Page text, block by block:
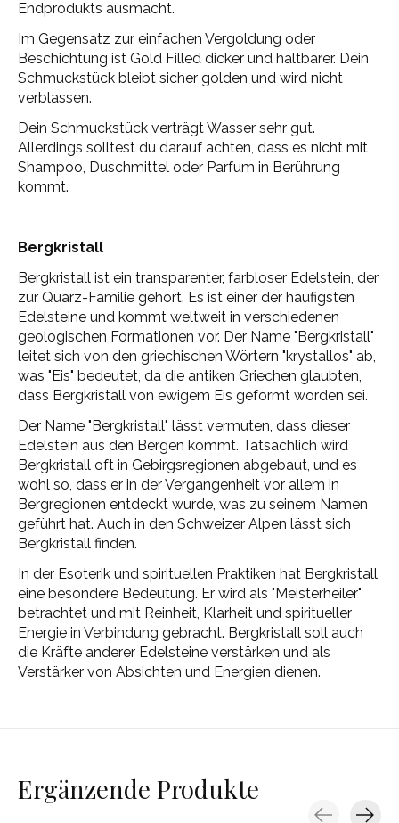
Endprodukts ausmacht.
Im Gegensatz zur einfachen Vergoldung oder
Beschichtung ist Gold Filled dicker und haltbarer. Dein
Schmuckstück bleibt sicher golden und wird nicht
verblassen.
Dein Schmuckstück verträgt Wasser sehr gut.
Allerdings solltest du darauf achten, dass es nicht mit
Shampoo, Duschmittel oder Parfum in Berührung
kommt.
Bergkristall
Bergkristall ist ein transparenter, farbloser Edelstein, der
zur Quarz-Familie gehört. Es ist einer der häufigsten
Edelsteine und kommt weltweit in verschiedenen
geologischen Formationen vor. Der Name "Bergkristall"
leitet sich von den griechischen Wörtern "krystallos" ab,
was "Eis" bedeutet, da die antiken Griechen glaubten,
dass Bergkristall von ewigem Eis geformt worden sei.
Der Name "Bergkristall" lässt vermuten, dass dieser
Edelstein aus den Bergen kommt. Tatsächlich wird
Bergkristall oft in Gebirgsregionen abgebaut, und es
wohl so, dass er in der Vergangenheit vor allem in
Bergregionen entdeckt wurde, was zu seinem Namen
geführt hat. Auch in den Schweizer Alpen lässt sich
Bergkristall finden.
In der Esoterik und spirituellen Praktiken hat Bergkristall
eine besondere Bedeutung. Er wird als "Meisterheiler"
betrachtet und mit Reinheit, Klarheit und spiritueller
Energie in Verbindung gebracht. Bergkristall soll auch
die Kräfte anderer Edelsteine verstärken und als
Verstärker von Absichten und Energien dienen.
Ergänzende Produkte